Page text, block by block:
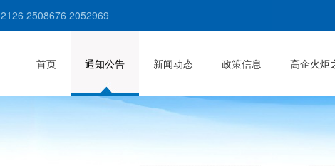
2508676 2052969
首页 通知公告 新闻动态 政策信息 高企火炬